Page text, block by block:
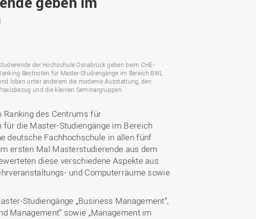
Das bietet Osnabrück
Das bietet Lingen
Ups
Veranstaltungen und
Fachtagungen
Ausschreibungen zu
Forschungsbericht
Weiterbildungsverbund
der Hochschule Osnabrück geben beim CHE-
Bestnoten für Master-Studiengänge im Bereich BWL
loben unter anderem die moderne Ausstattung, den
und die kleinen Seminargruppen.
Ranking des Centrums für
die Master-Studiengänge im Bereich
deutsche Fachhochschule in allen fünf
ersten Mal Masterstudierende aus dem
diese verschiedene Aspekte aus
und Computerräume sowie
Studiengänge „Business Management“,
Management” sowie „Management im